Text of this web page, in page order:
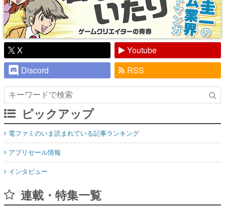
X
Youtube
Discord
RSS
ピックアップ
電ファミのいま読まれている記事ランキング
アプリセール情報
インタビュー
連載・特集一覧